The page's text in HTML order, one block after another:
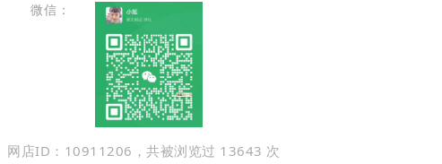
微信：
网店ID：10911206，共被浏览过 13643 次